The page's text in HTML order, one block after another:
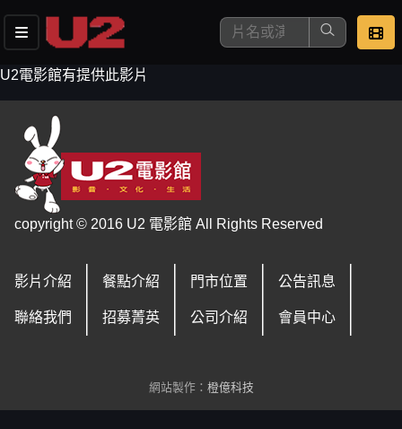
去敲定看片時間
U2電影館有提供此影片
copyright © 2016 U2 電影館 All Rights Reserved
影片介紹 餐點介紹 門市位置 公告訊息
聯絡我們 招募菁英 公司介紹 會員中心
網站製作： 橙億科技